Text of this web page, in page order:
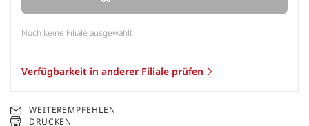
Noch keine Filiale ausgewählt
Verfügbarkeit in anderer Filiale prüfen
WEITEREMPFEHLEN
DRUCKEN